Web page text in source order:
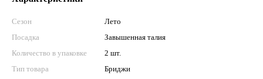
Сезон
Лето
Посадка
Завышенная талия
Количество в упаковке
2 шт.
Тип товара
Бриджи